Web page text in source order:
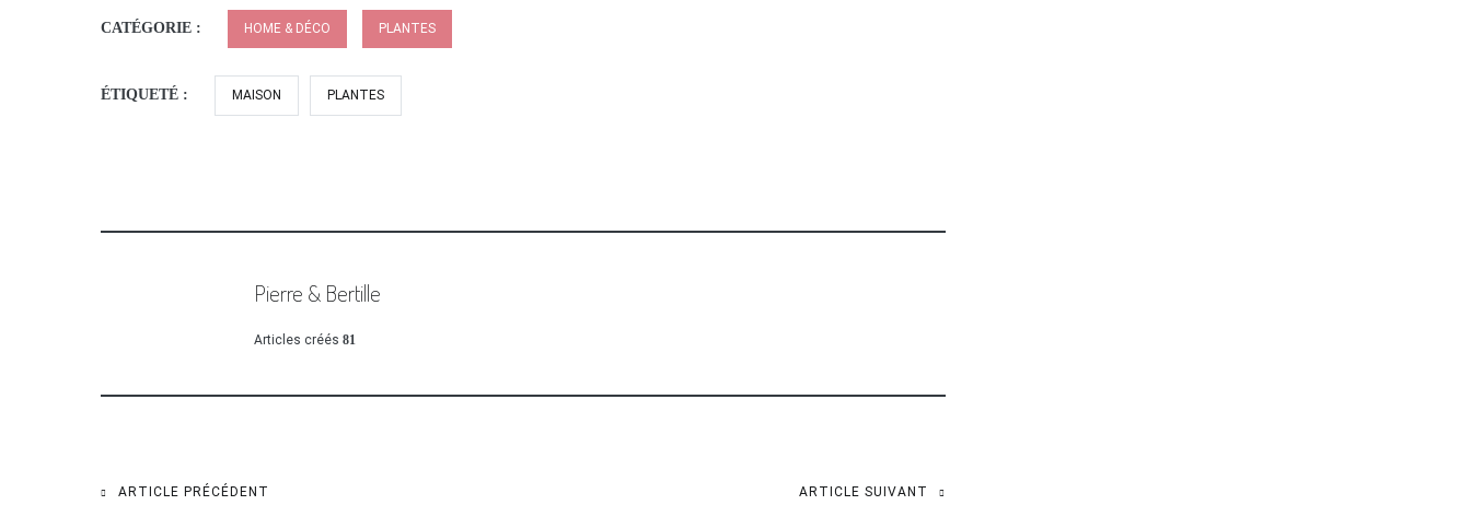
CATÉGORIE : HOME & DÉCO PLANTES
ÉTIQUETÉ : MAISON PLANTES
Pierre & Bertille
Articles créés 81
ARTICLE PRÉCÉDENT ARTICLE SUIVANT